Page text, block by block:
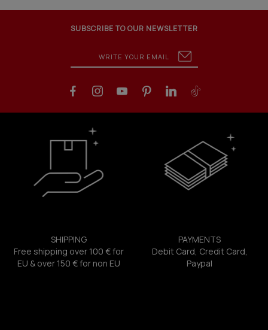
SUBSCRIBE TO OUR NEWSLETTER
SHIPPING
Free shipping over 100 € for
EU & over 150 € for non EU
PAYMENTS
Debit Card, Credit Card,
Paypal